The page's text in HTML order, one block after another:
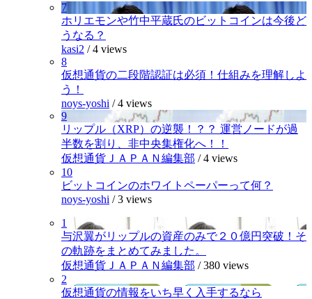
7
ホリエモンや竹中平蔵氏のビットコインは今後ど
うなる？
kasi2 /4 views
8
仮想通貨の二段階認証は必須！仕組みを理解しよ
う！
noys-yoshi /4 views
9
リップル（XRP）の逆襲！？？ 運営ノードが過
半数を割り、非中央集権化へ！！
仮想通貨ＪＡＰＡＮ編集部 /4 views
10
ビットコインのホワイトペーパーって何？
noys-yoshi /3 views
1
与沢翼がリップルの資産のみで２０億円突破！そ
の軌跡をまとめてみました。
仮想通貨ＪＡＰＡＮ編集部 /380 views
2
仮想通貨の情報をいち早く入手するなら